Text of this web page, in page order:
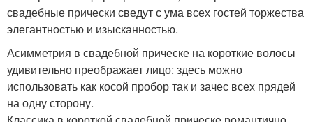
свадебные прически сведут с ума всех гостей торжества
элегантностью и изысканностью.
Асимметрия в свадебной прическе на короткие волосы
удивительно преображает лицо: здесь можно
использовать как косой пробор так и зачес всех прядей
на одну сторону.